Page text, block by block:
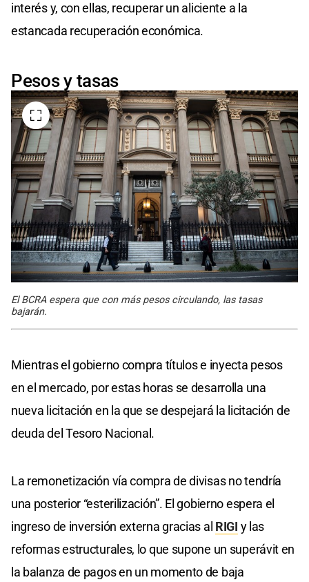
interés y, con ellas, recuperar un aliciente a la
estancada recuperación económica.
Pesos y tasas
El BCRA espera que con más pesos circulando, las tasas
bajarán.
Mientras el gobierno compra títulos e inyecta pesos
en el mercado, por estas horas se desarrolla una
nueva licitación en la que se despejará la licitación de
deuda del Tesoro Nacional.
La remonetización vía compra de divisas no tendría
una posterior “esterilización”. El gobierno espera el
ingreso de inversión externa gracias al RIGI y las
reformas estructurales, lo que supone un superávit en
la balanza de pagos en un momento de baja